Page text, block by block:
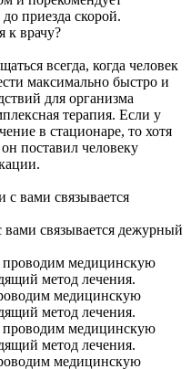
приезда скорой.
к врачу?
всегда, когда человек
максимально быстро и
для организма
терапия. Если у
в стационаре, то хотя
поставил человеку
вами связывается дежурный
медицинскую
метод лечения.
медицинскую